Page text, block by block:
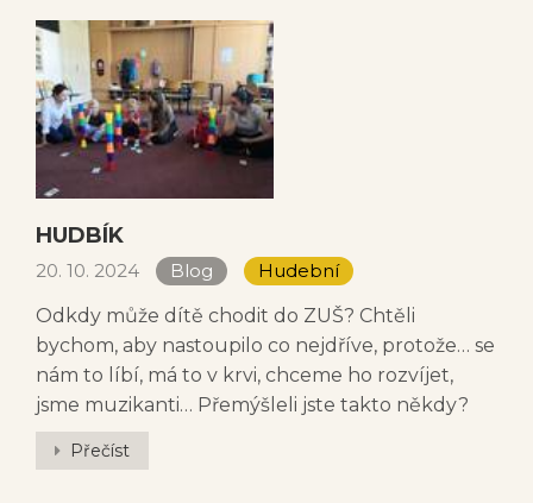
HUDBÍK
20. 10. 2024 Blog
Hudební
Odkdy může dítě chodit do ZUŠ? Chtěli
bychom, aby nastoupilo co nejdříve, protože… se
nám to líbí, má to v krvi, chceme ho rozvíjet,
jsme muzikanti… Přemýšleli jste takto někdy?
Přečíst